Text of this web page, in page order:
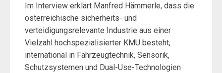
Im Interview erklärt Manfred Hämmerle, dass die
österreichische sicherheits- und
verteidigungsrelevante Industrie aus einer
Vielzahl hochspezialisierter KMU besteht,
international in Fahrzeugtechnik, Sensorik,
Schutzsystemen und Dual-Use-Technologien